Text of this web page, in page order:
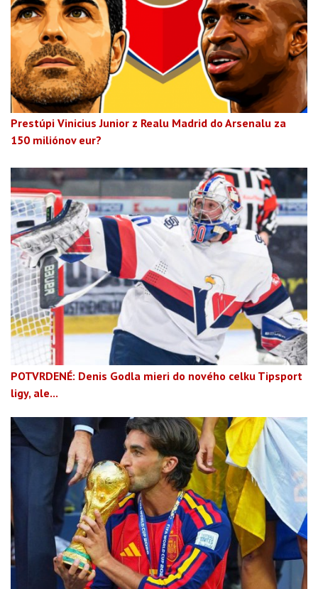
Prestúpi Vinicius Junior z Realu Madrid do Arsenalu za
150 miliónov eur?
POTVRDENÉ: Denis Godla mieri do nového celku Tipsport
ligy, ale...